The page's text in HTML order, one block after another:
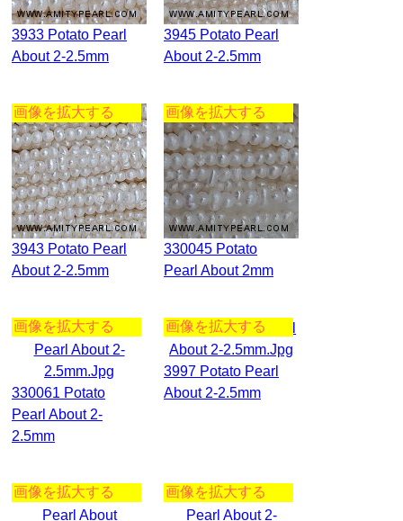
3933 Potato Pearl
About 2-2.5mm
3945 Potato Pearl
About 2-2.5mm
画像を拡大する
3943 Potato Pearl
About 2-2.5mm
画像を拡大する
330045 Potato
Pearl About 2mm
画像を拡大する
330061 Potato
Pearl About 2-
2.5mm
画像を拡大する
3997 Potato Pearl
About 2-2.5mm
画像を拡大する 画像を拡大する